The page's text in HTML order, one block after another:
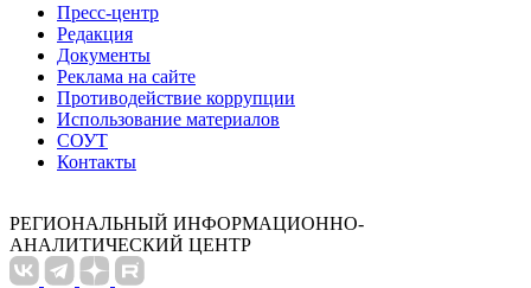
Пресс-центр
Редакция
Документы
Реклама на сайте
Противодействие коррупции
Использование материалов
СОУТ
Контакты
РЕГИОНАЛЬНЫЙ ИНФОРМАЦИОННО-
АНАЛИТИЧЕСКИЙ ЦЕНТР